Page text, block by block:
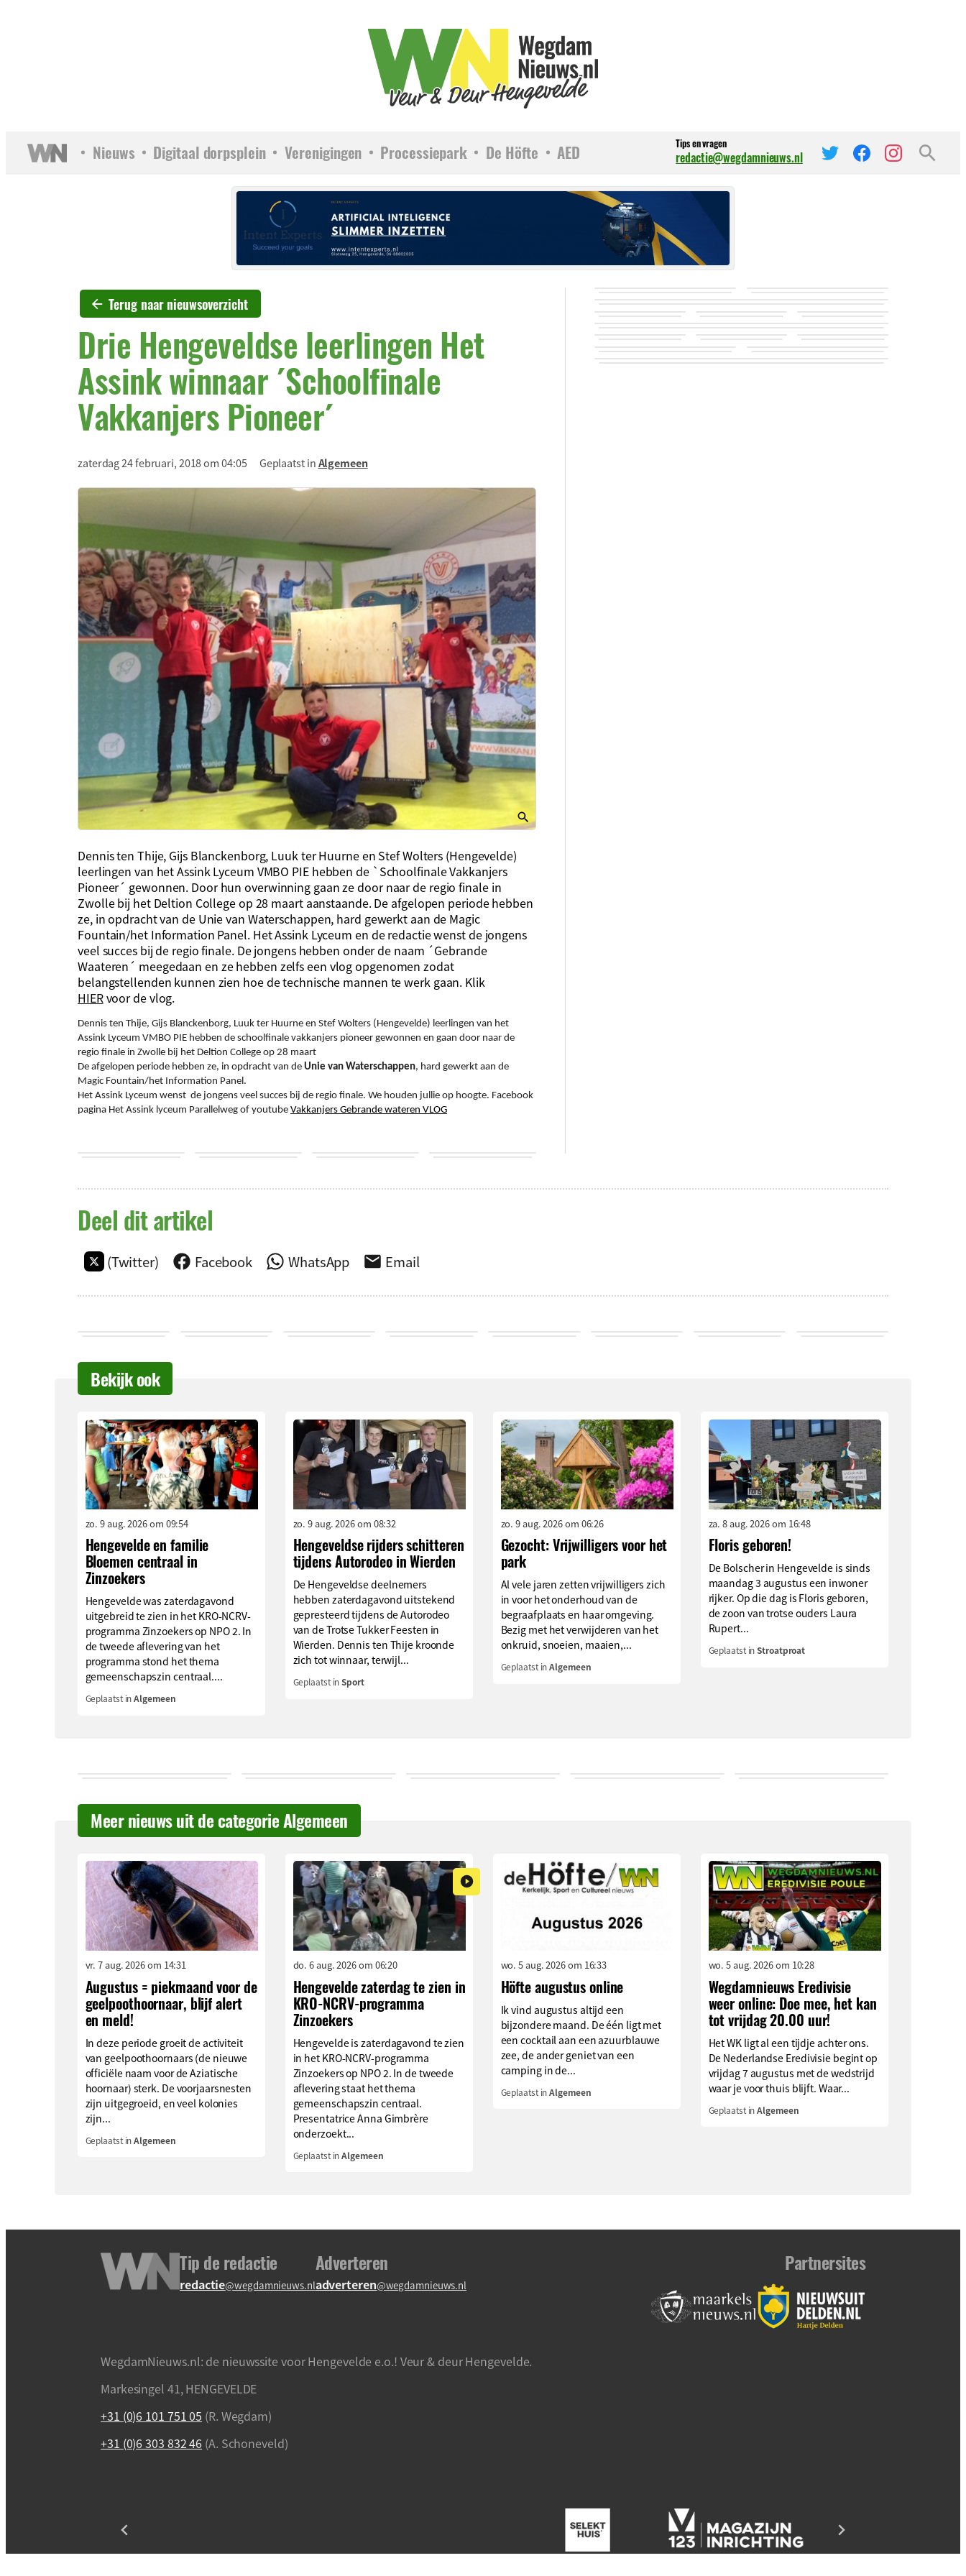
Nieuws Digitaal dorpsplein Verenigingen Processiepark De Höfte AED Tips en vragen
redactie@wegdamnieuws.nl
Terug naar nieuwsoverzicht
Drie Hengeveldse leerlingen Het
Assink winnaar ´Schoolfinale
Vakkanjers Pioneer´
zaterdag 24 februari, 2018 om 04:05 Geplaatst inAlgemeen
Dennis ten Thije, Gijs Blanckenborg, Luuk ter Huurne en Stef Wolters (Hengevelde)
leerlingen van het Assink Lyceum VMBO PIE hebben de `Schoolfinale Vakkanjers
Pioneer´ gewonnen. Door hun overwinning gaan ze door naar de regio finale in
Zwolle bij het Deltion College op 28 maart aanstaande. De afgelopen periode hebben
ze, in opdracht van de Unie van Waterschappen, hard gewerkt aan de Magic
Fountain/het Information Panel. Het Assink Lyceum en de redactie wenst de jongens
veel succes bij de regio finale. De jongens hebben onder de naam ´Gebrande
Waateren´ meegedaan en ze hebben zelfs een vlog opgenomen zodat
belangstellenden kunnen zien hoe de technische mannen te werk gaan. Klik
HIERvoor de vlog.
Dennis ten Thije, Gijs Blanckenborg, Luuk ter Huurne en Stef Wolters (Hengevelde) leerlingen van het
Assink Lyceum VMBO PIE hebben de schoolfinale vakkanjers pioneer gewonnen en gaan door naar de
regio finale in Zwolle bij het Deltion College op 28 maart
De afgelopen periode hebben ze, in opdracht van de Unie van Waterschappen, hard gewerkt aan de
Magic Fountain/het Information Panel.
Het Assink Lyceum wenst de jongens veel succes bij de regio finale. We houden jullie op hoogte. Facebook
pagina Het Assink lyceum Parallelweg of youtube Vakkanjers Gebrande wateren VLOG
Deel dit artikel
(Twitter) Facebook WhatsApp Email
Bekijk ook
zo. 9 aug. 2026 om 09:54
Hengevelde en familie
Bloemen centraal in
Zinzoekers
Hengevelde was zaterdagavond
uitgebreid te zien in het KRO-NCRV-
programma Zinzoekers op NPO 2. In
de tweede aflevering van het
programma stond het thema
gemeenschapszin centraal....
Geplaatst inAlgemeen
zo. 9 aug. 2026 om 08:32
Hengeveldse rijders schitteren
tijdens Autorodeo in Wierden
De Hengeveldse deelnemers
hebben zaterdagavond uitstekend
gepresteerd tijdens de Autorodeo
van de Trotse Tukker Feesten in
Wierden. Dennis ten Thije kroonde
zich tot winnaar, terwijl...
Geplaatst inSport
zo. 9 aug. 2026 om 06:26
Gezocht: Vrijwilligers voor het
park
Al vele jaren zetten vrijwilligers zich
in voor het onderhoud van de
begraafplaats en haar omgeving.
Bezig met het verwijderen van het
onkruid, snoeien, maaien,...
Geplaatst inAlgemeen
za. 8 aug. 2026 om 16:48
Floris geboren!
De Bolscher in Hengevelde is sinds
maandag 3 augustus een inwoner
rijker. Op die dag is Floris geboren,
de zoon van trotse ouders Laura
Rupert...
Geplaatst inStroatproat
Meer nieuws uit de categorie Algemeen
vr. 7 aug. 2026 om 14:31
Augustus = piekmaand voor de
geelpoothoornaar, blijf alert
en meld!
In deze periode groeit de activiteit
van geelpoothoornaars (de nieuwe
officiële naam voor de Aziatische
hoornaar) sterk. De voorjaarsnesten
zijn uitgegroeid, en veel kolonies
zijn...
Geplaatst inAlgemeen
do. 6 aug. 2026 om 06:20
Hengevelde zaterdag te zien in
KRO-NCRV-programma
Zinzoekers
Hengevelde is zaterdagavond te zien
in het KRO-NCRV-programma
Zinzoekers op NPO 2. In de tweede
aflevering staat het thema
gemeenschapszin centraal.
Presentatrice Anna Gimbrère
onderzoekt...
Geplaatst inAlgemeen
wo. 5 aug. 2026 om 16:33
Höfte augustus online
Ik vind augustus altijd een
bijzondere maand. De één ligt met
een cocktail aan een azuurblauwe
zee, de ander geniet van een
camping in de...
Geplaatst inAlgemeen
wo. 5 aug. 2026 om 10:28
Wegdamnieuws Eredivisie
weer online: Doe mee, het kan
tot vrijdag 20.00 uur!
Het WK ligt al een tijdje achter ons.
De Nederlandse Eredivisie begint op
vrijdag 7 augustus met de wedstrijd
waar je voor thuis blijft. Waar...
Geplaatst inAlgemeen
Tip de redactie
redactie@wegdamnieuws.nl
Adverteren
adverteren@wegdamnieuws.nl
Partnersites
WegdamNieuws.nl: de nieuwssite voor Hengevelde e.o.! Veur & deur Hengevelde.
Markesingel 41, HENGEVELDE
+31 (0)6 101 751 05 (R. Wegdam)
+31 (0)6 303 832 46 (A. Schoneveld)